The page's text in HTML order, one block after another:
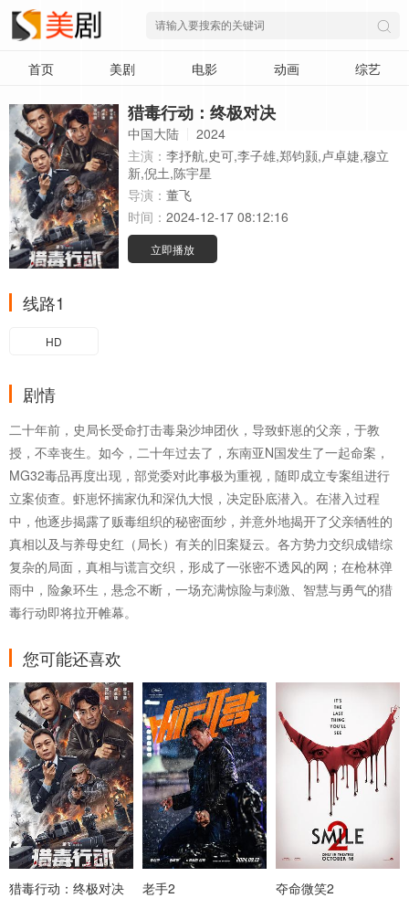
首页 美剧 电影 动画 综艺
猎毒行动：终极对决
中国大陆
2024
主演： 李抒航,史可,李子雄,郑钧颢,卢卓婕,穆立
新,倪土,陈宇星
导演： 董飞
时间： 2024-12-17 08:12:16
立即播放
线路1
HD
剧情
二十年前，史局长受命打击毒枭沙坤团伙，导致虾崽的父亲，于教
授，不幸丧生。如今，二十年过去了，东南亚N国发生了一起命案，
MG32毒品再度出现，部党委对此事极为重视，随即成立专案组进行
立案侦查。虾崽怀揣家仇和深仇大恨，决定卧底潜入。在潜入过程
中，他逐步揭露了贩毒组织的秘密面纱，并意外地揭开了父亲牺牲的
真相以及与养母史红（局长）有关的旧案疑云。各方势力交织成错综
复杂的局面，真相与谎言交织，形成了一张密不透风的网；在枪林弹
雨中，险象环生，悬念不断，一场充满惊险与刺激、智慧与勇气的猎
毒行动即将拉开帷幕。
您可能还喜欢
猎毒行动：终极对决 老手2 夺命微笑2